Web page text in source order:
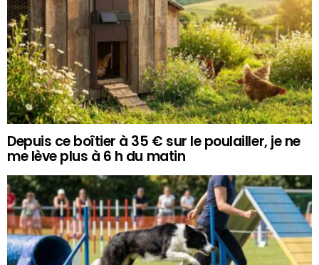
Depuis ce boîtier à 35 € sur le poulailler, je ne
me lève plus à 6 h du matin